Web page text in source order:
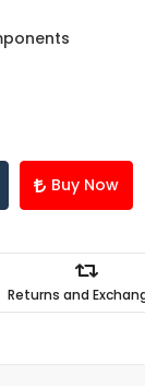
Buy Now
Returns and